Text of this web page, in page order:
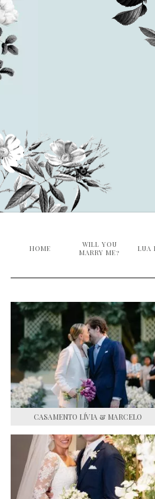
HOME
WILL YOU
MARRY ME?
LUA
CASAMENTO LÍVIA & MARCELO